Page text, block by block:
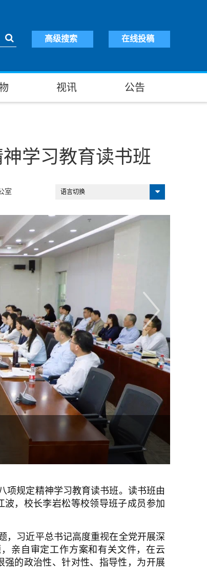
在线投稿
高级搜索
视讯 公告
学习教育读书班
室 语言切换
项规定精神学习教育读书班。读书班由
，校长李岩松等校领导班子成员参加
，习近平总书记高度重视在全党开展深
亲自审定工作方案和有关文件，在云
的政治性、针对性、指导性，为开展